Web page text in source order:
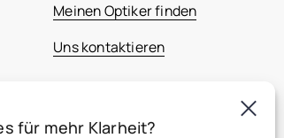
Meinen Optiker finden
Uns kontaktieren
für mehr Klarheit?